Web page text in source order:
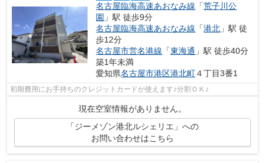
名古屋臨海高速あおなみ線 「荒子川公
園 」駅 徒歩9分
名古屋臨海高速あおなみ線 「港北 」駅 徒
歩12分
名古屋市営名港線 「東海通 」駅 徒歩40分
築1年未満
愛知県名古屋市港区港北町４丁目3番1
初期費用にお手持ちのクレジットカードが使えます♪分割ＯＫ♪
現在空室情報がありません。
「ジーメゾン港北ルシェリエ」への
お問い合わせはこちら